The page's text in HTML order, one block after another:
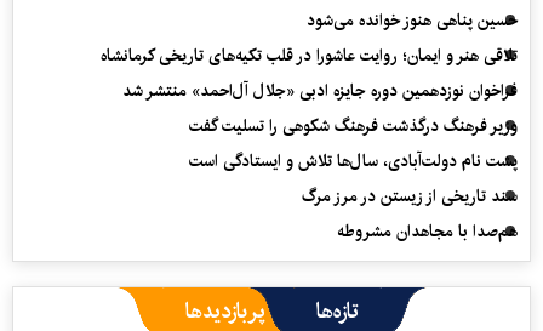
حسین پناهی هنوز خوانده می‌شود
تلاقی هنر و ایمان؛ روایت عاشورا در قلب تکیه‌های تاریخی کرمانشاه
فراخوان نوزدهمین دوره جایزه ادبی «جلال آل‌احمد» منتشر شد
وزیر فرهنگ درگذشت فرهنگ شکوهی را تسلیت گفت
پشت نام دولت‌آبادی، سال‌ها تلاش و ایستادگی است
سند تاریخی از زیستن در مرز مرگ
هم‌صدا با مجاهدان مشروطه
تازه‌ها پربازدیدها